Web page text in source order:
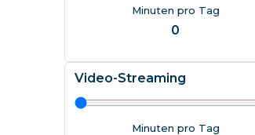
Minuten pro Tag
0
Video-Streaming
Minuten pro Tag